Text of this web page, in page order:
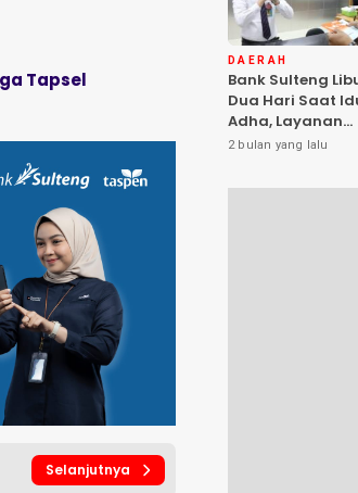
Tapsel
Selanjutnya
DAERAH
Bank Sulteng
Dua Hari Saat
Adha, Layanan
Kas Kembali
2 bulan yang lalu